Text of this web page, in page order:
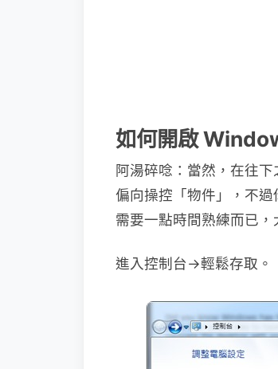
如何開啟
阿湯碎唸：當然，在往
偏向操控「物件」，不
需要一點時間熟練而已
進入控制台→輕鬆存取。